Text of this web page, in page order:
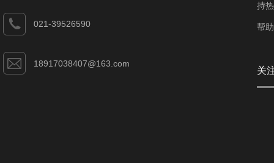
021-39526590
18917038407@163.com
持
帮
关